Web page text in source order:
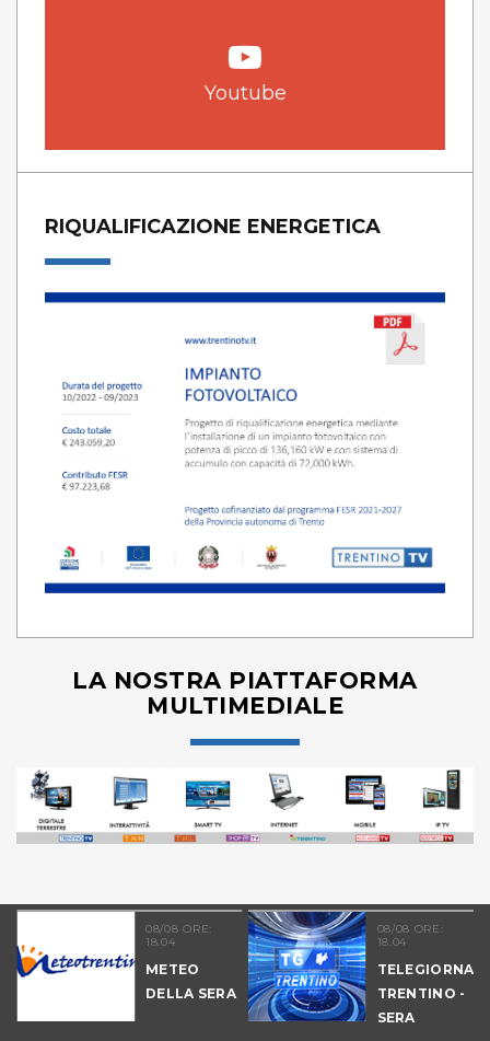
Youtube
RIQUALIFICAZIONE ENERGETICA
LA NOSTRA PIATTAFORMA
MULTIMEDIALE
08/08 ORE:
18.04
METEO
DELLA SERA
08/08 ORE:
18.04
TRENTINO -
SERA